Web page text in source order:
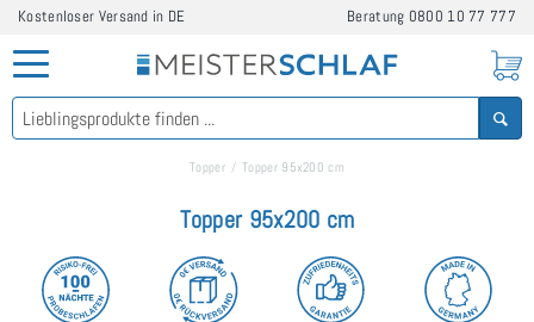
Kostenloser Versand in DE Beratung 0800 10 77 777
Topper Topper 95x200 cm
Topper 95x200 cm